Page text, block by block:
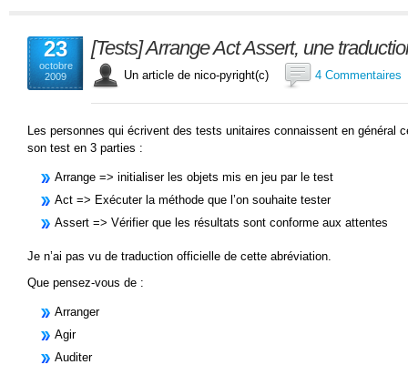
23
octobre
2009
[Tests] Arrange Act Assert, une
Un article de nico-pyright(c) 4 Commentaires
Les personnes qui écrivent des tests unitaires connaissent en général
son test en 3 parties :
Arrange => initialiser les objets mis en jeu par le test
Act => Exécuter la méthode que l’on souhaite tester
Assert => Vérifier que les résultats sont conforme aux attentes
Je n’ai pas vu de traduction officielle de cette abréviation.
Que pensez-vous de :
Arranger
Agir
Auditer